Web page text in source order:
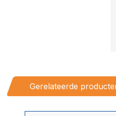
Gerelateerde